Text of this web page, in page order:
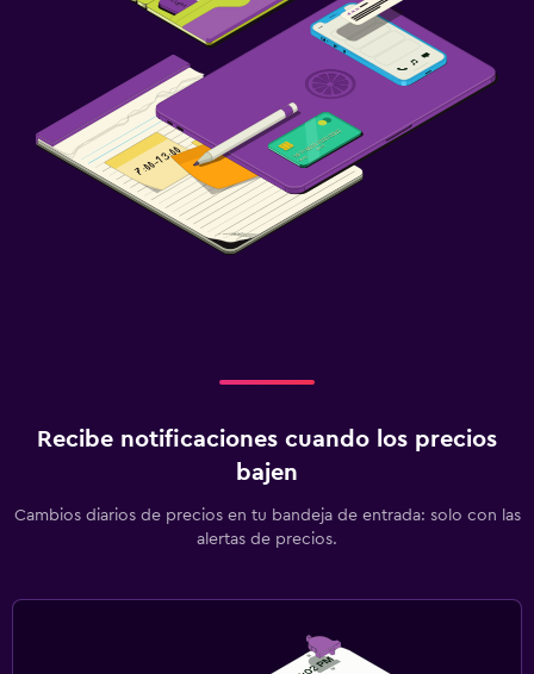
Recibe notificaciones cuando los precios
bajen
Cambios diarios de precios en tu bandeja de entrada: solo con las
alertas de precios.